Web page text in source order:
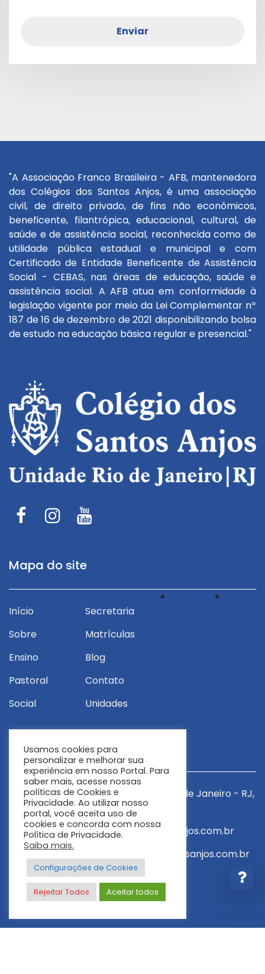
Enviar
"A Associação Franco Brasileira - AFB, mantenedora
dos Colégios dos Santos Anjos, é uma associação
civil, de direito privado, de fins não econômicos,
beneficente, filantrópica, educacional, cultural, de
saúde e de assistência social, reconhecida como de
utilidade pública estadual e municipal e com
Certificado de Entidade Beneficente de Assistência
Social - CEBAS, nas áreas de educação, saúde e
assistência social. A AFB atua em conformidade à
legislação vigente por meio da Lei Complementar nº
187 de 16 de dezembro de 2021 disponibilizando bolsa
de estudo na educação básica regular e presencial."
Mapa do site
Início
Sobre
Ensino
Pastoral
Social
Secretaria
Matrículas
Blog
Contato
Unidades
Contato
R. Dezoito de Outubro, 95 - Tijuca, Rio de Janeiro - RJ,
20530-050
E-mail: atendimento.rj@redesantosanjos.com.br
E-mail: encarregado.lgpd@redesantosanjos.com.br
Telefone: (21) 2571-1142
Usamos cookies para
personalizar e melhorar sua
experiência em nosso Portal. Para
saber mais, acesse nossas
políticas de Cookies e
Privacidade. Ao utilizar nosso
portal, você aceita uso de
cookies e concorda com nossa
Política de Privacidade.
Saiba mais.
Configurações de Cookies
Rejeitar Todos Aceitar todos